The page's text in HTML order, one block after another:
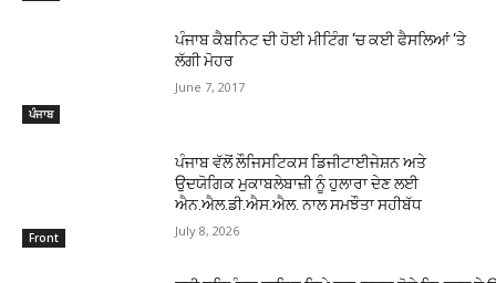
ਪੰਜਾਬ
ਪੰਜਾਬ ਕੈਬਨਿਟ ਦੀ ਹੋਈ ਮੀਟਿੰਗ ‘ਚ ਕਈ ਫੈਸਲਿਆਂ ‘ਤੇ
ਲੱਗੀ ਮੋਹਰ
June 7, 2017
Front
ਪੰਜਾਬ ਵੱਲੋਂ ਲੌਜਿਸਟਿਕਸ ਡਿਜੀਟਾਈਜੇਸ਼ਨ ਅਤੇ
ਉਦਯੋਗਿਕ ਮੁਕਾਬਲੇਬਾਜ਼ੀ ਨੂੰ ਹੁਲਾਰਾ ਦੇਣ ਲਈ
ਐਨ.ਐਲ.ਡੀ.ਐਸ.ਐਲ. ਨਾਲ ਸਮਝੌਤਾ ਸਹੀਬੱਧ
July 8, 2026